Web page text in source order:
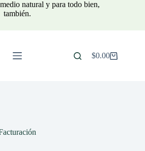
natural y para todo bien,
también.
$0.00